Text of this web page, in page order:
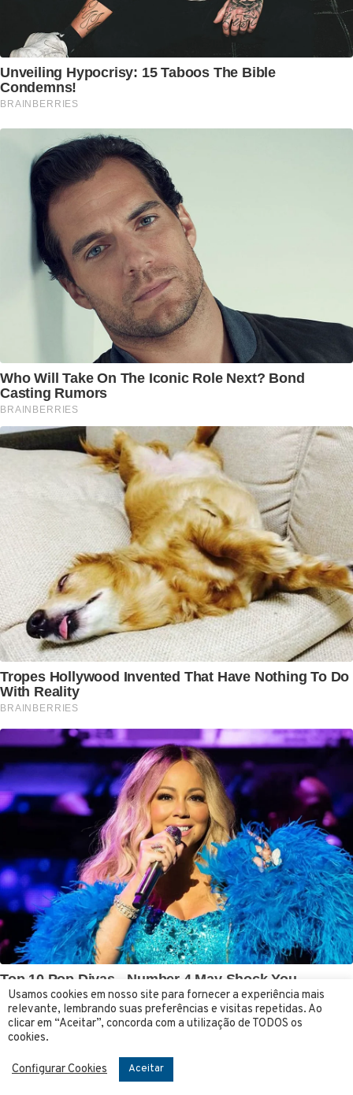
Usamos cookies em nosso site para fornecer a experiência mais
relevante, lembrando suas preferências e visitas repetidas. Ao
clicar em “Aceitar”, concorda com a utilização de TODOS os
cookies.
Configurar Cookies Aceitar